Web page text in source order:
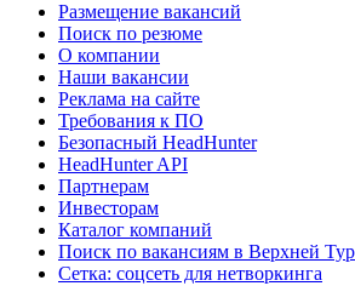
Размещение вакансий
Поиск по резюме
О компании
Наши вакансии
Реклама на сайте
Требования к ПО
Безопасный HeadHunter
HeadHunter API
Партнерам
Инвесторам
Каталог компаний
Поиск по вакансиям в Верхней
Сетка: соцсеть для нетворкинга